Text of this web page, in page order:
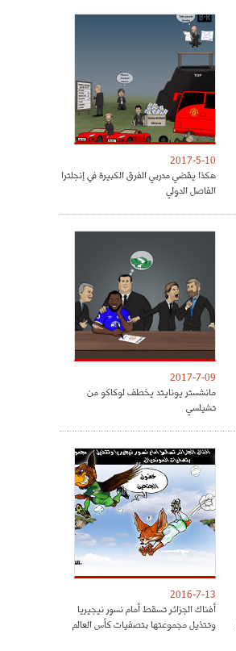
2017-5-10
هكذا يقضي مدربي الفرق الكبيرة في إنجلترا
الفاصل الدولي
2017-7-09
مانشستر يونايتد يخطف لوكاكو من
تشيلسي
2016-7-13
أفناك الجزائر تسقط أمام نسور نيجيريا
وتتذيل مجموعتها بتصفيات كأس العالم